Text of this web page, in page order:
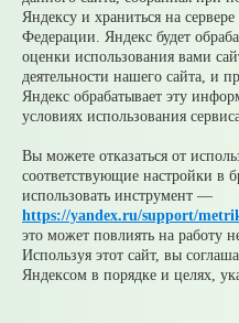
Яндексу и храниться на
Федерации. Яндекс будет
оценки использования вами
деятельности нашего сайта, и
Яндекс обрабатывает эту
условиях использования
Вы можете отказаться от
соответствующие настройки в
использовать инструмент —
https://yandex.ru/support/
это может повлиять на работу
Используя этот сайт, вы
Яндексом в порядке и целях,
Среднеуральск Свердловской
Карта сайта Архив
Ваше сообщение отправлено
Приемная главы
обращения